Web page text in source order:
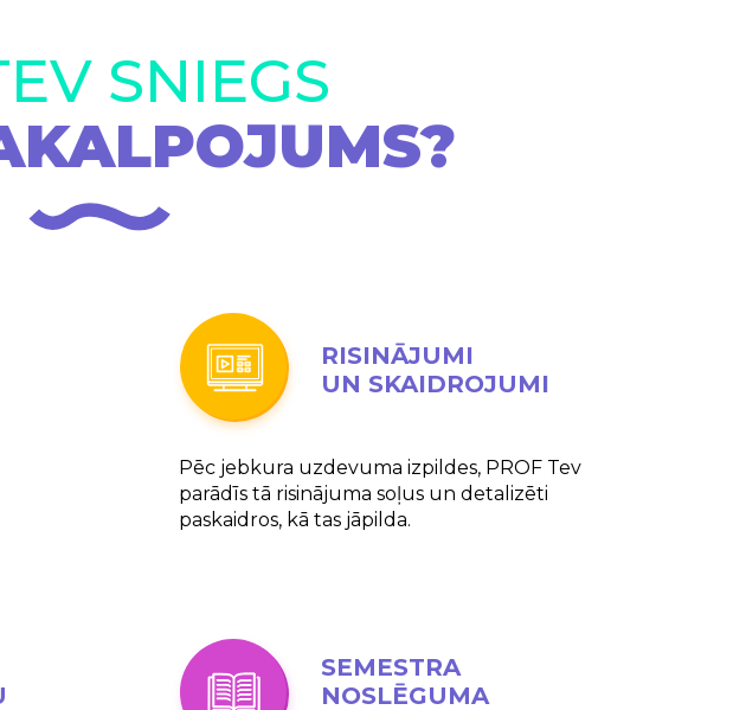
SNIEGS
RISINĀJUMI
UN SKAIDROJUMI
Pēc jebkura uzdevuma izpildes, PROF Tev
parādīs tā risinājuma soļus un detalizēti
paskaidros, kā tas jāpilda.
SEMESTRA
NOSLĒGUMA